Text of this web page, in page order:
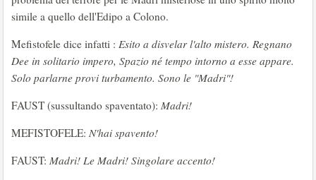
simile a quello dell'Edipo a Colono.
Mefistofele dice infatti : Esito a disvelar l'alto mistero. Regnano
Dee in solitario impero, Spazio né tempo intorno a esse appare.
Solo parlarne provi turbamento. Sono le "Madri"!
FAUST (sussultando spaventato): Madri!
MEFISTOFELE: N'hai spavento!
FAUST: Madri! Le Madri! Singolare accento!